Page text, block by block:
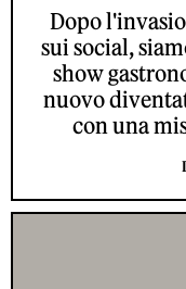
Dopo
sui social,
show
nuovo
con una